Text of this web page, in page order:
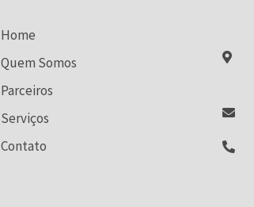
Home
Quem Somos
Parceiros
Serviços
Contato